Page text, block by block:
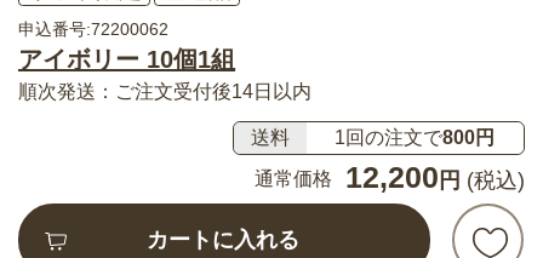
申込番号:72200062
アイボリー 10個1組
順次発送：ご注文受付後14日以内
送料 1回の注文で800円
通常価格
12,200 円 (税込)
カートに入れる